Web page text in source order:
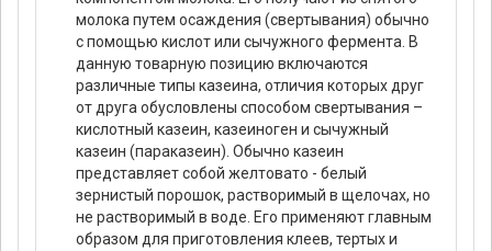
молока путем осаждения (свертывания) обычно
с помощью кислот или сычужного фермента. В
данную товарную позицию включаются
различные типы казеина, отличия которых друг
от друга обусловлены способом свертывания –
кислотный казеин, казеиноген и сычужный
казеин (параказеин). Обычно казеин
представляет собой желтовато - белый
зернистый порошок, растворимый в щелочах, но
не растворимый в воде. Его применяют главным
образом для приготовления клеев, тертых и